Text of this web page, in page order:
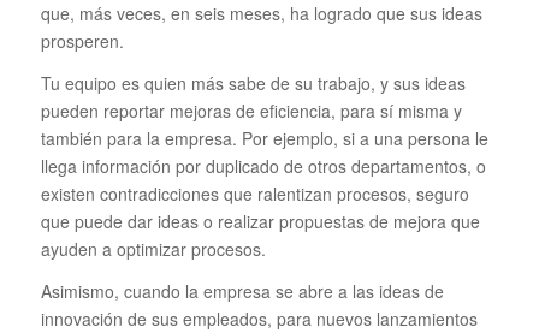
que, más veces, en seis meses, ha logrado que sus ideas
prosperen.
Tu equipo es quien más sabe de su trabajo, y sus ideas
pueden reportar mejoras de eficiencia, para sí misma y
también para la empresa. Por ejemplo, si a una persona le
llega información por duplicado de otros departamentos, o
existen contradicciones que ralentizan procesos, seguro
que puede dar ideas o realizar propuestas de mejora que
ayuden a optimizar procesos.
Asimismo, cuando la empresa se abre a las ideas de
innovación de sus empleados, para nuevos lanzamientos